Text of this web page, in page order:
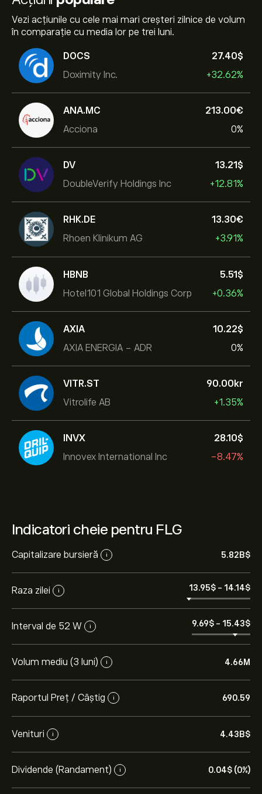
Vezi acțiunile cu cele mai mari creșteri zilnice de volum
în comparație cu media lor pe trei luni.
DOCS
Doximity Inc.
27.40‎$‎
+32.62%
ANA.MC
Acciona
213.00‎€‎
0%
DV
DoubleVerify Holdings Inc
13.21‎$‎
+12.81%
RHK.DE
Rhoen Klinikum AG
13.30‎€‎
+3.91%
HBNB
Hotel101 Global Holdings Corp
5.51‎$‎
+0.36%
AXIA
AXIA ENERGIA - ADR
10.22‎$‎
0%
VITR.ST
Vitrolife AB
90.00‎kr‎
+1.35%
INVX
Innovex International Inc
28.10‎$‎
-8.47%
Indicatori cheie pentru FLG
Capitalizare bursieră i 5.82B‎$‎
Raza zilei i 13.95‎$‎ - 14.14‎$‎
Interval de 52 W i 9.69‎$‎ - 15.43‎$‎
Volum mediu (3 luni) i 4.66M
Raportul Preț / Câștig i 690.59
Venituri i 4.43B‎$‎
Dividende (Randament) i 0.04‎$‎ (0%)